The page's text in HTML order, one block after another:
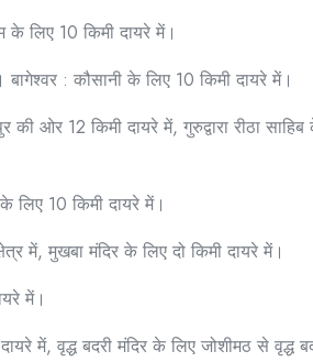
लिए 10 किमी दायरे में।
: कौसानी के लिए 10 किमी दायरे में।
की ओर 12 किमी दायरे में, गुरुद्वारा रीठा
लिए 10 किमी दायरे में।
में, मुखबा मंदिर के लिए दो किमी दायरे में।
में।
में, वृद्ध बदरी मंदिर के लिए जोशीमठ से वृद्ध